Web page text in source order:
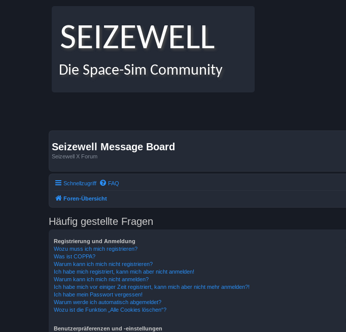
SEIZEWELL
Die Space-Sim Community
Seizewell Message Board
Seizewell X Forum
Schnellzugriff FAQ
Foren-Übersicht
Häufig gestellte Fragen
Registrierung und Anmeldung
Wozu muss ich mich registrieren?
Was ist COPPA?
Warum kann ich mich nicht registrieren?
Ich habe mich registriert, kann mich aber nicht anmelden!
Warum kann ich mich nicht anmelden?
Ich habe mich vor einiger Zeit registriert, kann mich aber nicht mehr anmelden?!
Ich habe mein Passwort vergessen!
Warum werde ich automatisch abgemeldet?
Wozu ist die Funktion „Alle Cookies löschen“?
Benutzerpräferenzen und -einstellungen